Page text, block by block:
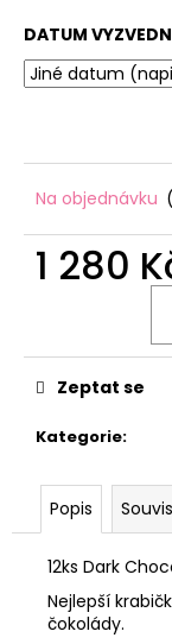
DATUM
Na objednávku
1 280
Kategorie:
Zeptat se
Popis
12ks Dark
Nejlepší
čokolády.